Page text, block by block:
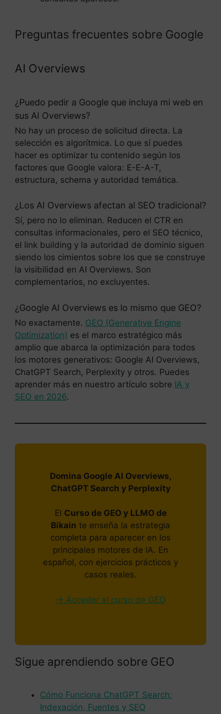
Preguntas frecuentes sobre Google
AI Overviews
¿Puedo pedir a Google que incluya mi web en
sus AI Overviews?
No hay un proceso de solicitud directa. La
selección es algorítmica. Lo que sí puedes
hacer es optimizar tu contenido según los
factores que Google valora: E-E-A-T,
estructura, schema y autoridad temática.
¿Los AI Overviews afectan al SEO tradicional?
Sí, pero no lo eliminan. Reducen el CTR en
consultas informacionales, pero el SEO técnico,
el link building y la autoridad de dominio siguen
siendo los cimientos sobre los que se construye
la visibilidad en AI Overviews. Son
complementarios, no excluyentes.
¿Google AI Overviews es lo mismo que GEO?
No exactamente. GEO (Generative Engine
Optimization) es el marco estratégico más
amplio que abarca la optimización para todos
los motores generativos: Google AI Overviews,
ChatGPT Search, Perplexity y otros. Puedes
aprender más en nuestro artículo sobre IA y
SEO en 2026.
Domina Google AI Overviews,
ChatGPT Search y Perplexity
El Curso de GEO y LLMO de
Bikain te enseña la estrategia
completa para aparecer en los
principales motores de IA. En
español, con ejercicios prácticos y
casos reales.
→ Acceder al curso de GEO
Sigue aprendiendo sobre GEO
Cómo Funciona ChatGPT Search:
Indexación, Fuentes y SEO